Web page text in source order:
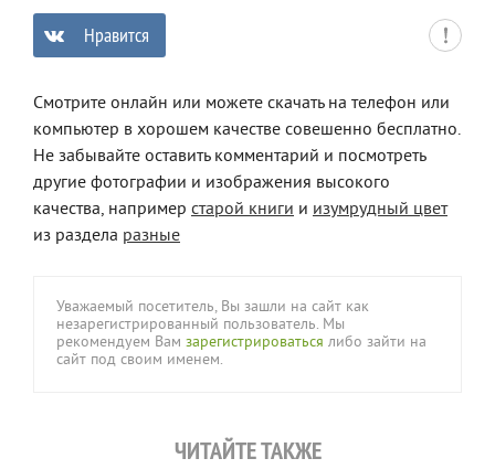
Нравится
Смотрите онлайн или можете скачать на телефон или
компьютер в хорошем качестве совешенно бесплатно.
Не забывайте оставить комментарий и посмотреть
другие фотографии и изображения высокого
качества, например старой книги и изумрудный цвет
из раздела разные
Уважаемый посетитель, Вы зашли на сайт как
незарегистрированный пользователь. Мы
рекомендуем Вам зарегистрироваться либо зайти на
сайт под своим именем.
ЧИТАЙТЕ ТАКЖЕ